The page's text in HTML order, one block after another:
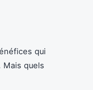
qui
quels